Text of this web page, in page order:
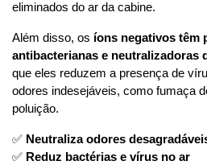
eliminados do ar da cabine.
Além disso, os íons negativos têm
antibacterianas e neutralizadoras
que eles reduzem a presença de
odores indesejáveis, como fumaça
poluição.
✅ Neutraliza odores
✅ Reduz bactérias e vírus no ar